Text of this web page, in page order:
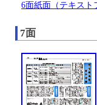
6面紙面（テキスト
7面